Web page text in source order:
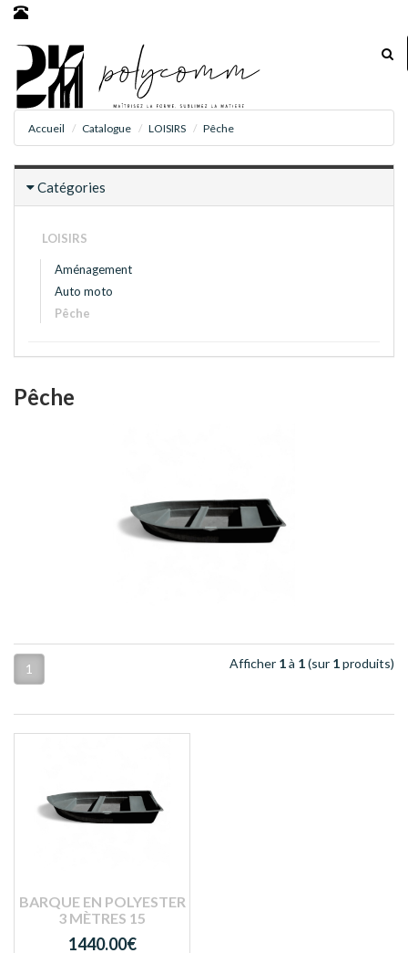
Accueil Catalogue LOISIRS Pêche
Catégories
LOISIRS
Aménagement
Auto moto
Pêche
Pêche
Afficher 1à 1(sur 1produits)
1
BARQUE EN POLYESTER
3 MÈTRES 15
1440.00€